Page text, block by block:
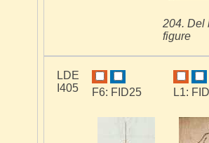
204. Del
figure
LDE
I405
F6: FID25 L1: